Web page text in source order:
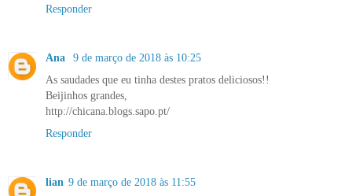
Responder
Ana
9 de março de 2018 às 10:25
As saudades que eu tinha destes pratos deliciosos!!
Beijinhos grandes,
http://chicana.blogs.sapo.pt/
Responder
lian 9 de março de 2018 às 11:55